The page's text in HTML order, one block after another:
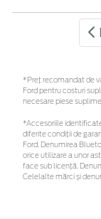
*Preţ recomandat de
Ford pentru costuri
necesare piese
*Accesoriile
diferite condiții de
Ford. Denumirea
orice utilizare a unor
face sub licență.
Celelalte mărci și